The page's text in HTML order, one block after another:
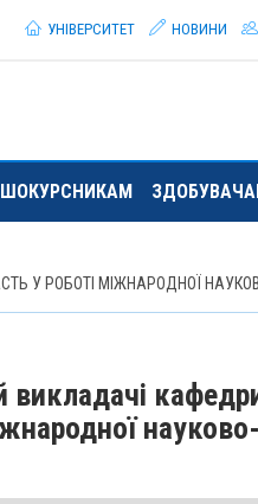
УНІВЕРСИТЕТ
НОВИНИ
РОБОТІ МІЖНАРОДНОЇ
викладачі